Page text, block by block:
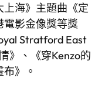
海》主題曲《定
電影金像獎等獎
Stratford East
》、《穿Kenzo的
》。